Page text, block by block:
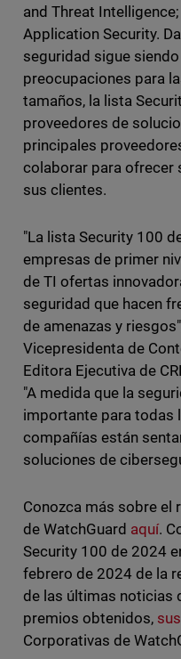
and Threat Intelligence;
Application Security.
seguridad sigue
preocupaciones para
tamaños, la lista
proveedores de
principales
colaborar para ofrecer
sus clientes.
"La lista Security 100
empresas de primer
de TI ofertas
seguridad que hacen
de amenazas y
Vicepresidenta de
Editora Ejecutiva de
"A medida que la
importante para todas
compañías están
soluciones de
Conozca más sobre el
de WatchGuard aquí.
Security 100 de 2024
febrero de 2024 de la
de las últimas noticias
premios obtenidos,
Corporativas de